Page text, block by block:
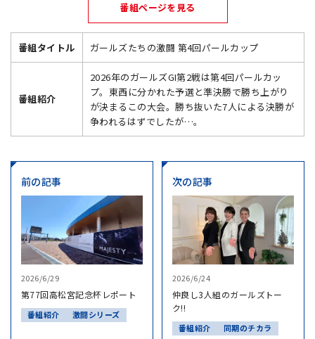
番組ページを見る
番組タイトル ガールズたちの激闘 第4回パールカップ
番組紹介
2026年のガールズGI第2戦は第4回パールカッ
プ。東西に分かれた予選と準決勝で勝ち上がり
が決まるこの大会。勝ち抜いた7人による決勝が
争われるはずでしたが…。
前の記事
2026/6/29
第77回高松宮記念杯レポート
番組紹介 激闘シリーズ
次の記事
2026/6/24
仲良し3人組のガールズトー
ク!!
番組紹介 同期のチカラ